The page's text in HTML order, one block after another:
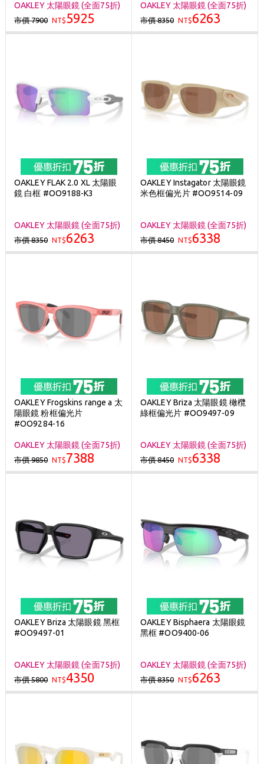
OAKLEY 太陽眼鏡 (全面75折)
市價 7900 NT$5925
OAKLEY 太陽眼鏡 (全面75折)
市價 8350 NT$6263
OAKLEY FLAK 2.0 XL 太陽眼
鏡 白框 #OO9188-K3
OAKLEY 太陽眼鏡 (全面75折)
市價 8350 NT$6263
OAKLEY Instagator 太陽眼鏡
米色框偏光片 #OO9514-09
OAKLEY 太陽眼鏡 (全面75折)
市價 8450 NT$6338
OAKLEY Frogskins range a 太
陽眼鏡 粉框偏光片
#OO9284-16
OAKLEY 太陽眼鏡 (全面75折)
市價 9850 NT$7388
OAKLEY Briza 太陽眼鏡 橄欖
綠框偏光片 #OO9497-09
OAKLEY 太陽眼鏡 (全面75折)
市價 8450 NT$6338
OAKLEY Briza 太陽眼鏡 黑框
#OO9497-01
OAKLEY 太陽眼鏡 (全面75折)
市價 5800 NT$4350
OAKLEY Bisphaera 太陽眼鏡
黑框 #OO9400-06
OAKLEY 太陽眼鏡 (全面75折)
市價 8350 NT$6263